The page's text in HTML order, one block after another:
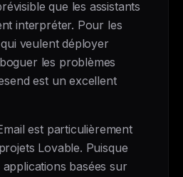
que les assistants
interpréter. Pour les
veulent déployer
les problèmes
est un excellent
est particulièrement
Lovable. Puisque
basées sur